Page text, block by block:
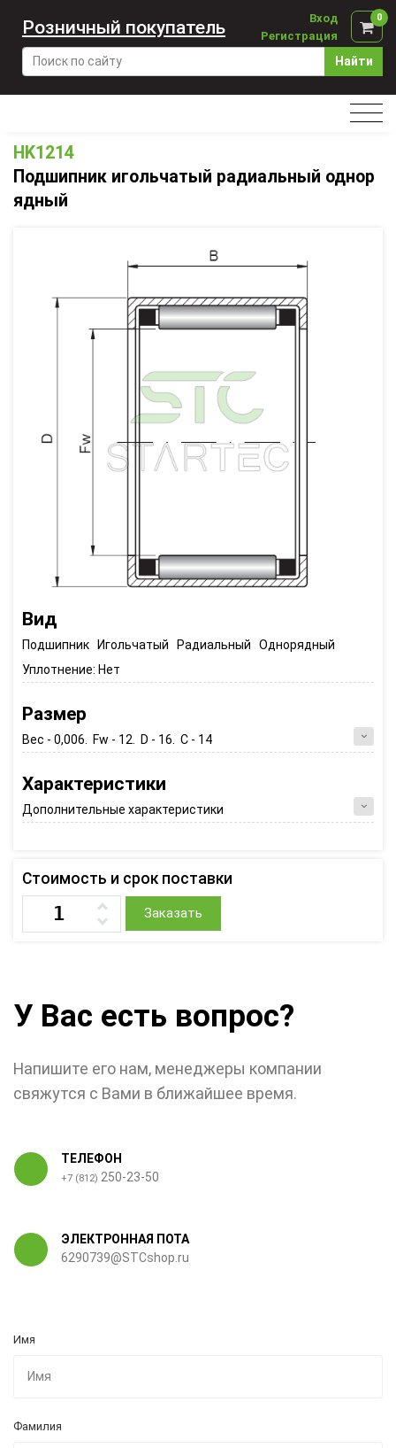
Найти
Вход
Регистрация
0
Розничный покупатель
HK1214
Подшипник игольчатый радиальный однор
ядный
Вид
Подшипник Игольчатый Радиальный Однорядный
Уплотнение: Нет
Размер
Вес - 0,006. Fw - 12. D - 16. C - 14
Характеристики
Дополнительные характеристики
Стоимость и срок поставки
Заказать
У Вас есть вопрос?
Напишите его нам, менеджеры компании
свяжутся с Вами в ближайшее время.
ТЕЛЕФОН
+7 (812) 250-23-50
ЭЛЕКТРОННАЯ ПОТА
6290739@STCshop.ru
Имя
Фамилия